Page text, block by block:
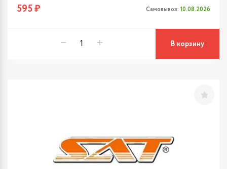
595 ₽ Самовывоз: 10.08.2026
В корзину